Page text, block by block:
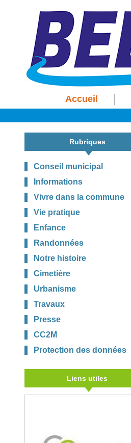
Accueil
Rubriques
Conseil municipal
Informations
Vivre dans la commune
Vie pratique
Enfance
Randonnées
Notre histoire
Cimetière
Urbanisme
Travaux
Presse
CC2M
Protection des données
Liens utiles